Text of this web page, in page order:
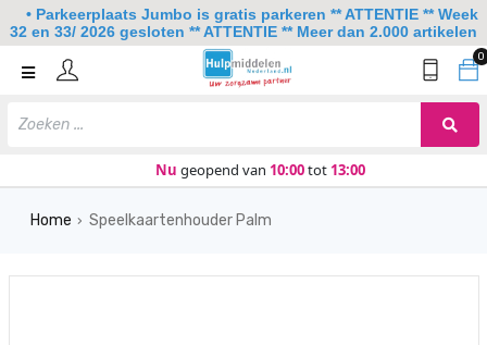
0
Nu geopend van 10:00tot 13:00
Home
Home › Speelkaartenhouder Palm
• Parkeerplaats Jumbo is gratis parkeren ** ATTENTIE ** Week
32 en 33/ 2026 gesloten ** ATTENTIE ** Meer dan 2.000 artikelen